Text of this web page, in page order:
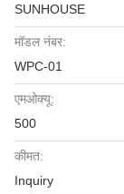
SUNHOUSE
मॉडल नंबर:
WPC-01
एमओक्यू:
500
कीमत:
Inquiry